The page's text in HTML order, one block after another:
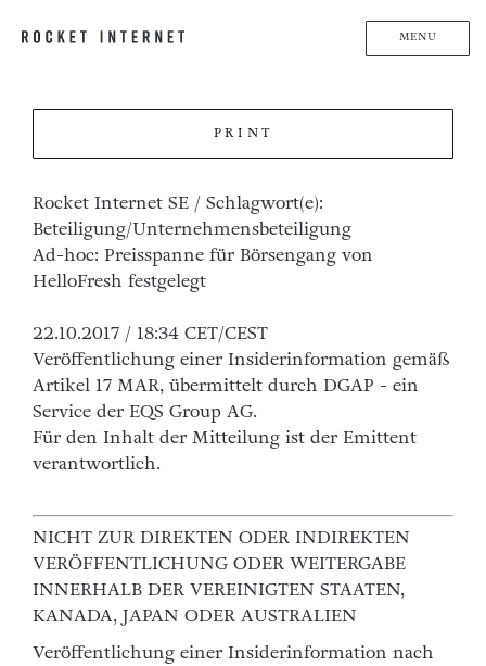
MENU
PRINT
Rocket Internet SE / Schlagwort(e):
Beteiligung/Unternehmensbeteiligung
Ad-hoc: Preisspanne für Börsengang von
HelloFresh festgelegt
22.10.2017 / 18:34 CET/CEST
Veröffentlichung einer Insiderinformation gemäß
Artikel 17 MAR, übermittelt durch DGAP - ein
Service der EQS Group AG.
Für den Inhalt der Mitteilung ist der Emittent
verantwortlich.
NICHT ZUR DIREKTEN ODER INDIREKTEN
VERÖFFENTLICHUNG ODER WEITERGABE
INNERHALB DER VEREINIGTEN STAATEN,
KANADA, JAPAN ODER AUSTRALIEN
Veröffentlichung einer Insiderinformation nach